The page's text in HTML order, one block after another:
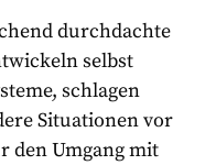
durchdachte
selbst
schlagen
Situationen vor
den Umgang mit